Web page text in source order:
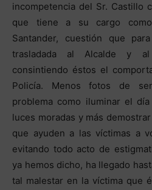
incompetencia del Sr. Castillo
que tiene a su cargo
Santander, cuestión que
trasladada al Alcalde y
consintiendo éstos el
Policía. Menos fotos de
problema como iluminar el
luces moradas y más
que ayuden a las víctimas a
evitando todo acto de
ya hemos dicho, ha llegado
tal malestar en la víctima que